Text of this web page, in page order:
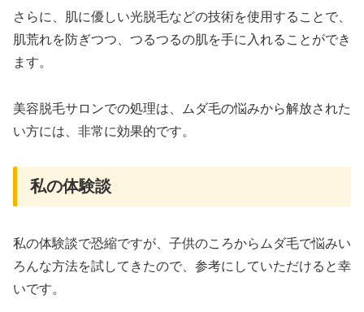
さらに、肌に優しい光脱毛などの技術を使用することで、
肌荒れを防ぎつつ、つるつるの肌を手に入れることができ
ます。
美容脱毛サロンでの処理は、ムダ毛の悩みから解放された
い方には、非常に効果的です。
私の体験談
私の体験談で恐縮ですが、子供のころからムダ毛で悩みい
ろんな方法を試してきたので、参考にしていただけると幸
いです。